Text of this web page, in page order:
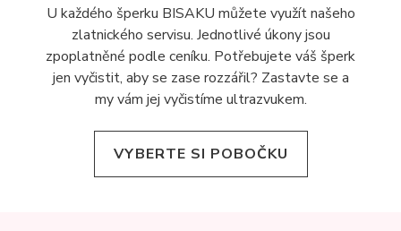
U každého šperku BISAKU můžete využít našeho
zlatnického servisu. Jednotlivé úkony jsou
zpoplatněné podle ceníku. Potřebujete váš šperk
jen vyčistit, aby se zase rozzářil? Zastavte se a
my vám jej vyčistíme ultrazvukem.
VYBERTE SI POBOČKU